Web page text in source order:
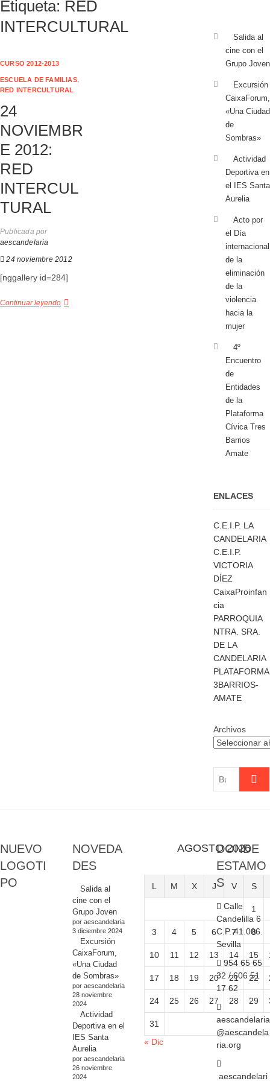
Etiqueta: RED
INTERCULTURAL
CURSO 2012-2013
ESCUELA DE FAMILIAS,
RED INTERCULTURAL
24
NOVIEMBR
E 2012:
RED
INTERCUL
TURAL
Publicada por
aescandelaria
24 noviembre 2012
[nggallery id=284]
Continuar leyendo
Salida al
cine con el
Grupo Joven
Excursión
CaixaForum,
«Una Ciudad
de
Sombras»
Actividad
Deportiva en
el IES Santa
Aurelia
Acto por
el Día
internacional
de la
eliminación
de la
violencia
hacia la
mujer
4º
Encuentro
de
Entidades
de la
Plataforma
Cívica Tres
Barrios
Amate
ENLACES
C.E.I.P. LA
CANDELARIA
C.E.I.P.
VICTORIA
DÍEZ
CaixaProinfan
cia
PARROQUIA
NTRA. SRA.
DE LA
CANDELARIA
PLATAFORMA
3BARRIOS-
AMATE
Archivos
Buscar
NUEVO
LOGOTI
PO
NOVEDA
DES
Salida al
cine con el
Grupo Joven
por aescandelaria
3 diciembre 2024
Excursión
CaixaForum,
«Una Ciudad
de Sombras»
por aescandelaria
28 noviembre
2024
Actividad
Deportiva en el
IES Santa
Aurelia
por aescandelaria
26 noviembre
2024
AGOSTO 2026
L M X J V S
1
3 4 5 6 7 8
10 11 12 13 14 15
17 18 19 20 21 22
24 25 26 27 28 29
31
« Dic
DONDE
ESTAMO
S
Calle
Candelilla 6
C.P. 41.006.
Sevilla
954 65 65
32 / 606 51
17 62
aescandelaria
@aescandela
ria.org
aescandelari